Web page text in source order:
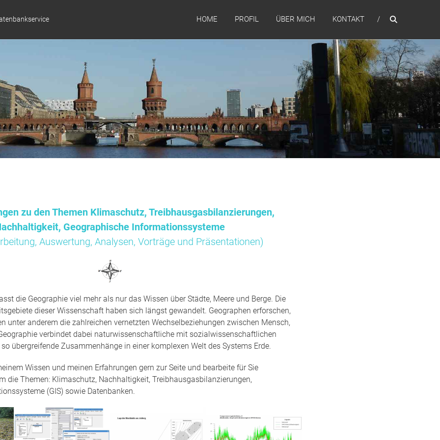
HOME PROFIL ÜBER MICH KONTAKT
zu den Themen Klimaschutz, Treibhausgasbilanzierungen,
Geographische Informationssysteme
Auswertung, Analysen, Vorträge und Präsentationen)
die Geographie viel mehr als nur das Wissen über Städte, Meere und Berge. Die
dieser Wissenschaft haben sich längst gewandelt. Geographen erforschen,
unter anderem die zahlreichen vernetzten Wechselbeziehungen zwischen Mensch,
verbindet dabei naturwissenschaftliche mit sozialwissenschaftlichen
übergreifende Zusammenhänge in einer komplexen Welt des Systems Erde.
Wissen und meinen Erfahrungen gern zur Seite und bearbeite für Sie
die Themen: Klimaschutz, Nachhaltigkeit, Treibhausgasbilanzierungen,
(GIS) sowie Datenbanken.